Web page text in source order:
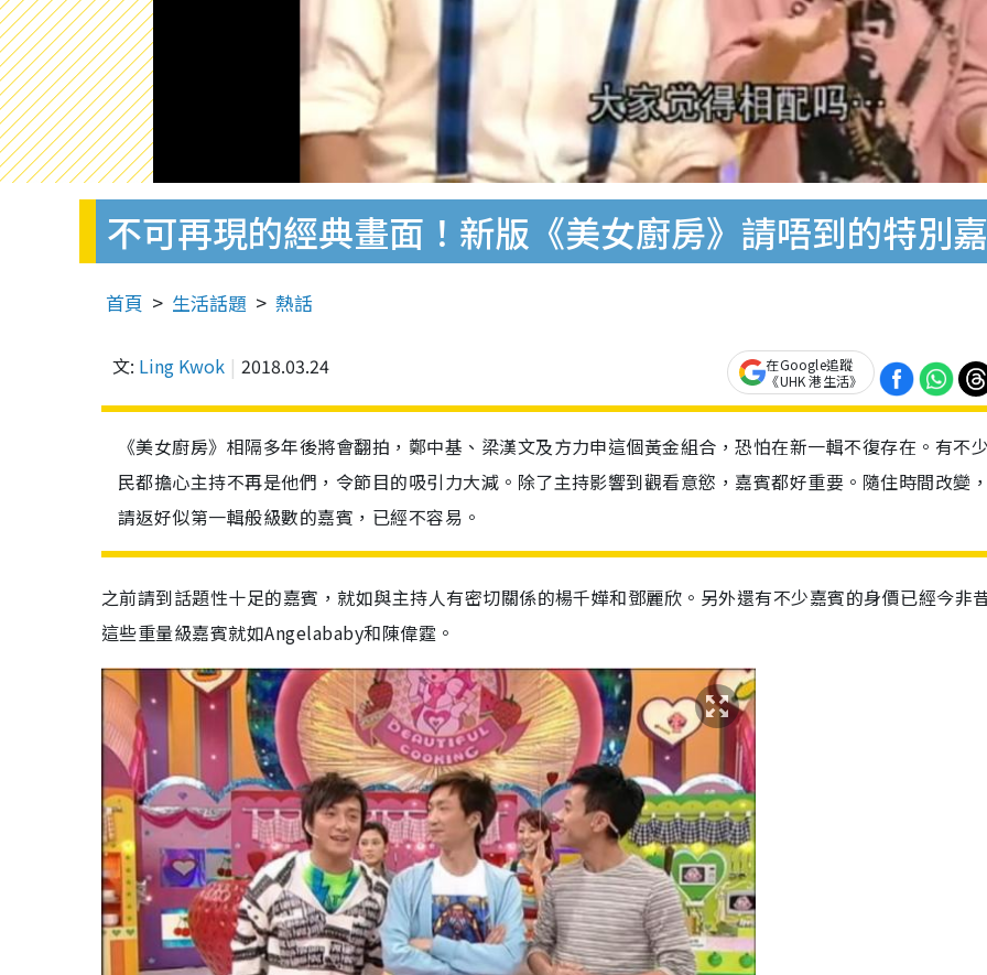
不可再現的經典畫面！新版《美女廚房》請唔到的特別
首頁 生活話題 熱話
文: Ling Kwok 2018.03.24
在Google追蹤
《UHK 港生活》
《美女廚房》相隔多年後將會翻拍，鄭中基、梁漢文及方力申這個黃金組合，恐怕在新一輯不復存在。有不
民都擔心主持不再是他們，令節目的吸引力大減。除了主持影響到觀看意慾，嘉賓都好重要。隨住時間改變
請返好似第一輯般級數的嘉賓，已經不容易。
之前請到話題性十足的嘉賓，就如與主持人有密切關係的楊千嬅和鄧麗欣。另外還有不少嘉賓的身價已經今非
這些重量級嘉賓就如Angelababy和陳偉霆。